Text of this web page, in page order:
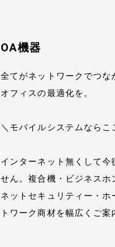
事業案内
経営方針
代表挨拶
OA機器
全てがネットワークでつな
オフィスの最適化を。
＼モバイルシステムならこ
インターネット無くして今
せん。複合機・ビジネスホ
ネットセキュリティー・ホ
トワーク商材を幅広くご案